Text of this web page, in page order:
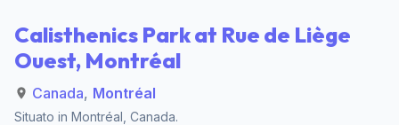
Calisthenics Park at Rue de Liège
Ouest, Montréal
Canada, Montréal
Situato in Montréal Canada.